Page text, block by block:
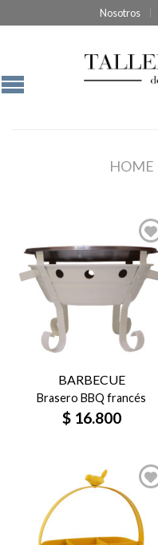
Nosotros
HOME
BARBECUE
Brasero BBQ francés
$16.800